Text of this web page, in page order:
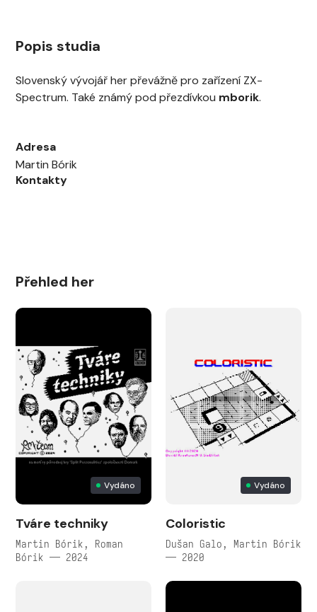
Popis studia
Slovenský vývojář her převážně pro zařízení ZX-
Spectrum. Také známý pod přezdívkou mborik.
Adresa
Martin Bórik
Kontakty
Přehled her
Vydáno
Tváre techniky
Martin Bórik, Roman
Bórik — 2024
Vydáno
Coloristic
Dušan Galo, Martin Bórik
— 2020